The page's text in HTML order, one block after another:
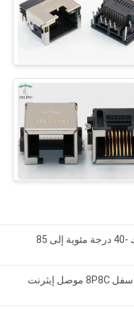
محمية منخفضة الشخصي THT RJ45 جاك -40 درجة مئوية إلى 85
نحاس محمي SMT الانظار RJ45 ، تبويب أسفل 8P8C موصل إيثرنت